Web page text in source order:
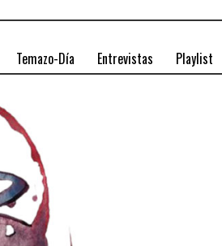
Temazo-Día Entrevistas Playlist